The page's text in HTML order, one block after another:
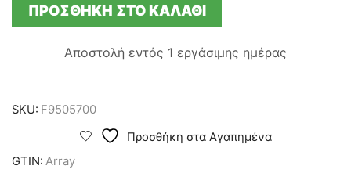
3PACK
UNISEX
ΜΑΥΡΕΣ
ΜΑΥΡΟ
ποσότητα
ΠΡΟΣΘΉΚΗ ΣΤΟ ΚΑΛΆΘΙ
Αποστολή εντός 1 εργάσιμης ημέρας
SKU: F9505700
Προσθήκη στα Αγαπημένα
GTIN: Array